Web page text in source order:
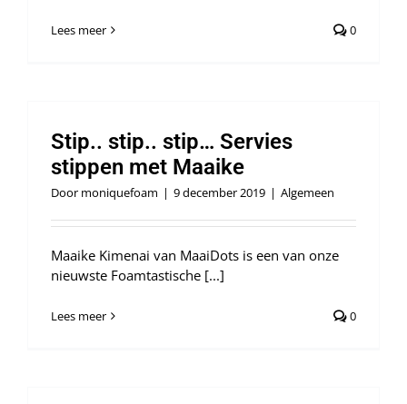
Lees meer 0
Stip.. stip.. stip… Servies
stippen met Maaike
Door moniquefoam | 9 december 2019 | Algemeen
Maaike Kimenai van MaaiDots is een van onze
nieuwste Foamtastische [...]
Lees meer 0